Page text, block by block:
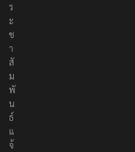
ร
ะ
ช
า
สั
ม
พั
น
ธ์
แ
จ้